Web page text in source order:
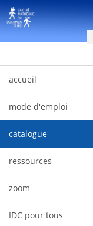
Zum Inhalt wechseln
accueil
mode d'emploi
catalogue
ressources
zoom
IDC pour tous